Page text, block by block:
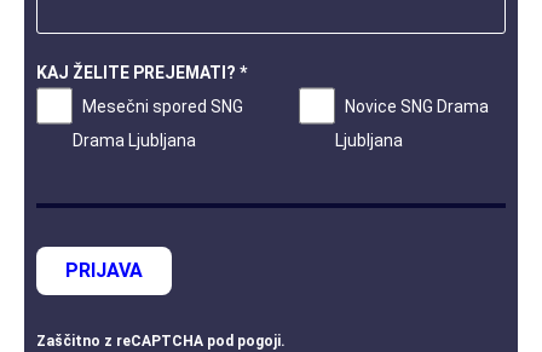
KAJ ŽELITE PREJEMATI? *
Mesečni spored SNG
Drama Ljubljana
Novice SNG Drama
Ljubljana
PRIJAVA
Zaščitno z reCAPTCHA pod pogoji.